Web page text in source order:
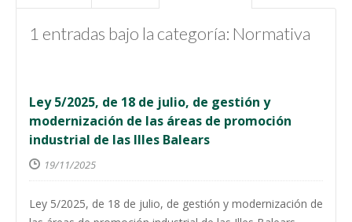
1 entradas bajo la categoría: Normativa
Ley 5/2025, de 18 de julio, de gestión y
modernización de las áreas de promoción
industrial de las Illes Balears
19/11/2025
Ley 5/2025, de 18 de julio, de gestión y modernización de